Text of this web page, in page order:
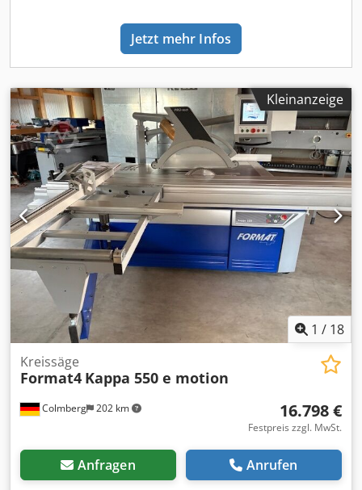
80 / 120 mm - Abmessungen (Länge/Breite/Höhe): 3050 x
2200 x 1600 mm - Gewicht: 800 kg Crodpfx Aajzhv Abomof
VORTEILE – Polnische Qualitätsfertigung – Technische
mit Tischverlängerung und -verbreiterung – Gebrauchte
Kreissäge, Zustand sehr gut Nettopreis: 15.900 PLN
Nettopreis: 3.780 EUR (zum Kurs von 4,2 EUR) (Preise
können je nach Wechselkursschwankungen variieren)
Jetzt mehr Infos
Kleinanzeige
1 / 18
Colmberg 202 km
Kreissäge
Format4 Kappa 550 e motion
16.798 €
Festpreis zzgl. MwSt.
Anfragen Anrufen